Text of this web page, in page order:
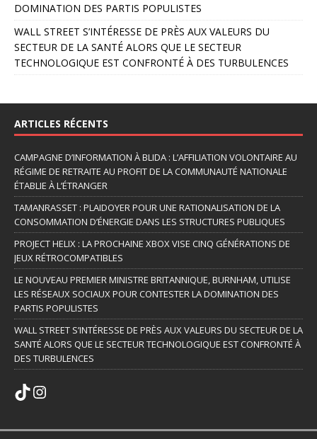
DOMINATION DES PARTIS POPULISTES
WALL STREET S’INTÉRESSE DE PRÈS AUX VALEURS DU
SECTEUR DE LA SANTÉ ALORS QUE LE SECTEUR
TECHNOLOGIQUE EST CONFRONTÉ À DES TURBULENCES
ARTICLES RÉCENTS
CAMPAGNE D’INFORMATION À BLIDA : L’AFFILIATION VOLONTAIRE AU
RÉGIME DE RETRAITE AU PROFIT DE LA COMMUNAUTÉ NATIONALE
ÉTABLIE À L’ÉTRANGER
TAMANRASSET : PLAIDOYER POUR UNE RATIONALISATION DE LA
CONSOMMATION D’ÉNERGIE DANS LES STRUCTURES PUBLIQUES
PROJECT HELIX : LA PROCHAINE XBOX VISE CINQ GÉNÉRATIONS DE
JEUX RÉTROCOMPATIBLES
LE NOUVEAU PREMIER MINISTRE BRITANNIQUE, BURNHAM, UTILISE
LES RÉSEAUX SOCIAUX POUR CONTESTER LA DOMINATION DES
PARTIS POPULISTES
WALL STREET S’INTÉRESSE DE PRÈS AUX VALEURS DU SECTEUR DE LA
SANTÉ ALORS QUE LE SECTEUR TECHNOLOGIQUE EST CONFRONTÉ À
DES TURBULENCES